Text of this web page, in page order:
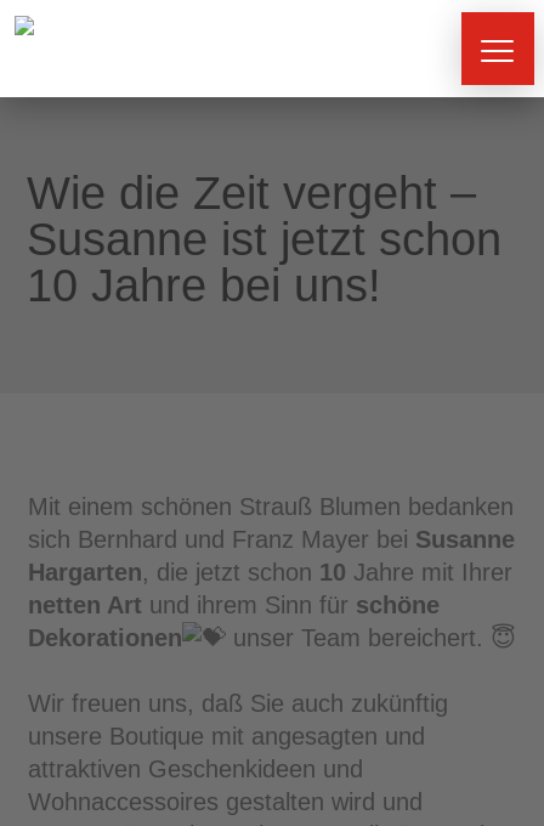
Wohnen
Schlafen
Schnäppchen
Über
Wie die Zeit vergeht –
Susanne ist jetzt schon
10 Jahre bei uns!
Mit einem schönen Strauß Blumen bedanken
sich Bernhard und Franz Mayer bei Susanne
Hargarten, die jetzt schon 10 Jahre mit Ihrer
netten Art und ihrem Sinn für schöne
Dekorationen
unser Team bereichert. 😇
Wir freuen uns, daß Sie auch zukünftig
unsere Boutique mit angesagten und
attraktiven Geschenkideen und
Wohnaccessoires gestalten wird und